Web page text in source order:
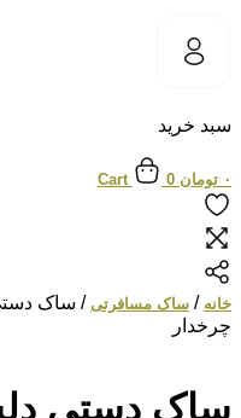
سبد خرید
تومان 0
Cart
خانه/ساک مسافرتی/ ساک دستی
چرخدار
ساک دستی